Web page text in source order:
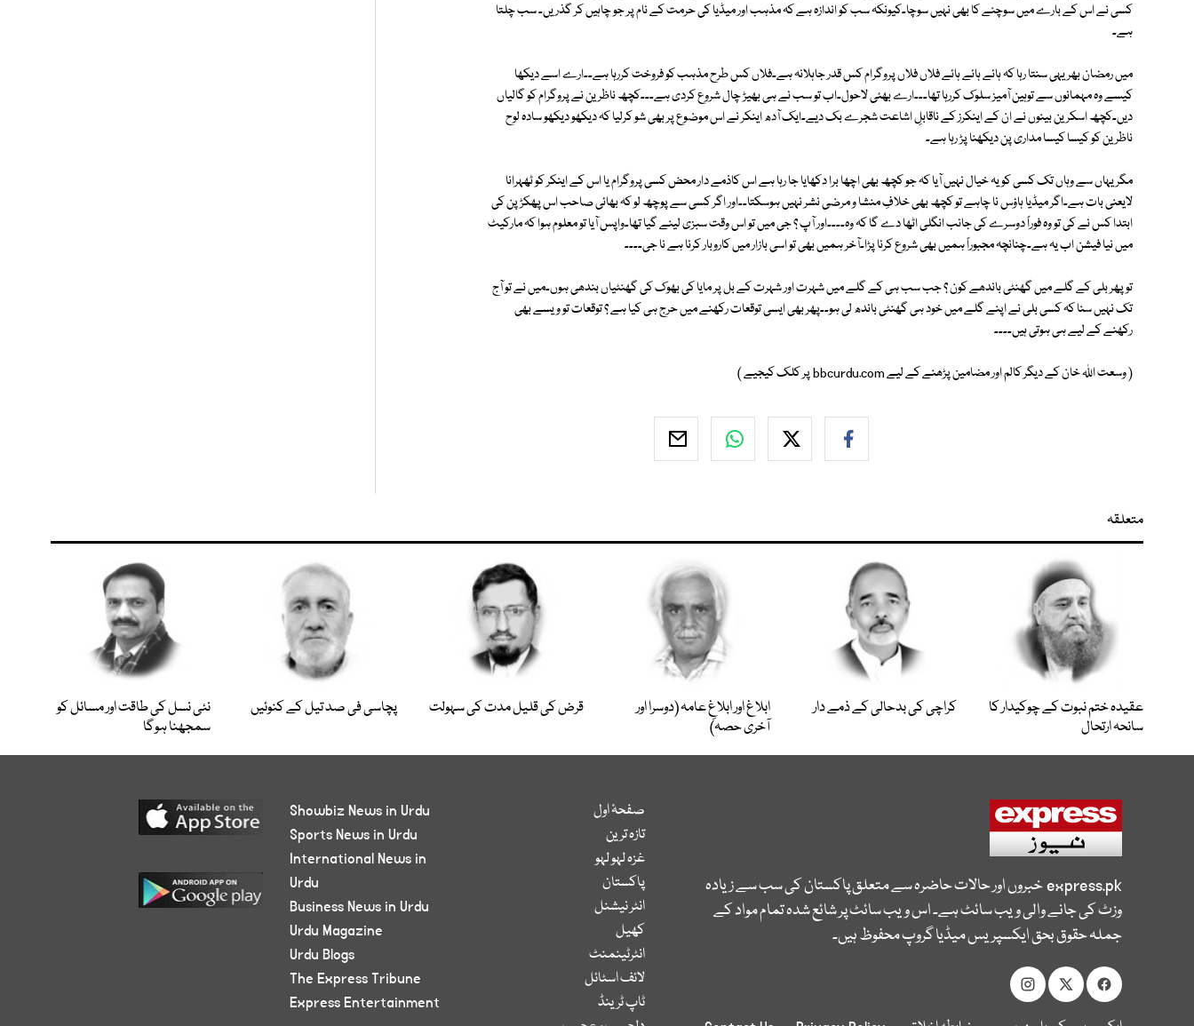
کسی نے اس کے بارے میں سوچنے کا بھی نہیں سوچا۔کیونکہ سب کو اندازہ ہے کہ مذہب اور میڈیا کی حرمت کے نام پر جو چاہیں کر گذریں۔ سب چلتا
ہے۔
میں رمضان بھر یہی سنتا رہا کہ ہائے ہائے ہائے فلاں فلاں پروگرام کس قدر جاہلانہ ہے۔فلاں کس طرح مذہب کو فروخت کررہا ہے۔۔ارے اسے دیکھا
کیسے وہ مہمانوں سے توہین آمیز سلوک کررہا تھا۔۔۔ارے بھئی لاحول۔اب تو سب نے ہی بھیڑ چال شروع کردی ہے۔۔۔کچھ ناظرین نے پروگرام کو گالیاں
دیں۔کچھ اسکرین بینوں نے ان کے اینکرز کے ناقابلِ اشاعت شجرے بک دیے۔ایک آدھ اینکر نے اس موضوع پر بھی شو کرلیا کہ دیکھو دیکھو سادہ لوح
ناظرین کو کیسا کیسا مداری پن دیکھنا پڑ رہا ہے۔
مگر یہاں سے وہاں تک کسی کو یہ خیال نہیں آیا کہ جو کچھ بھی اچھا برا دکھایا جا رہا ہے اس کاذمے دار محض کسی پروگرام یا اس کے اینکر کو ٹھہرانا
لایعنی بات ہے۔اگر میڈیا ہاؤس نا چاہے تو کچھ بھی خلافِ منشا و مرضی نشر نہیں ہوسکتا۔۔اور اگر کسی سے پوچھ لو کہ بھائی صاحب اس پھکڑ پن کی
ابتدا کس نے کی تو وہ فوراً دوسرے کی جانب انگلی اٹھا دے گا کہ وہ۔۔۔۔اور آپ ؟ جی میں تو اس وقت سبزی لینے گیا تھا۔واپس آیا تو معلوم ہوا کہ مارکیٹ
میں نیا فیشن اب یہ ہے۔چنانچہ مجبوراً ہمیں بھی شروع کرنا پڑا۔آخر ہمیں بھی تو اسی بازار میں کاروبار کرنا ہے نا جی۔۔۔۔
تو پھر بلی کے گلے میں گھنٹی باندھے کون ؟ جب سب ہی کے گلے میں شہرت اور شہرت کے بل پر مایا کی بھوک کی گھنٹیاں بندھی ہوں۔میں نے تو آج
تک نہیں سنا کہ کسی بلی نے اپنے گلے میں خود ہی گھنٹی باندھ لی ہو۔۔پھر بھی ایسی توقعات رکھنے میں حرج ہی کیا ہے ؟ توقعات تو ویسے بھی
رکھنے کے لیے ہی ہوتی ہیں۔۔۔۔
( وسعت اللہ خان کے دیگر کالم اور مضامین پڑھنے کے لیے bbcurdu.com پر کلک کیجیے )
متعلقہ
عقیدہ ختم نبوت کے چوکیدار کا
سانحہ ارتحال
کراچی کی بدحالی کے ذمے دار
ابلاغ اور ابلاغِ عامہ (دوسرا اور
آخری حصہ)
قرض کی قلیل مدت کی سہولت پچاسی فی صد تیل کے کنوئیں
نئی نسل کی طاقت اور مسائل کو
سمجھنا ہوگا
express.pkخبروں اور حالات حاضرہ سے متعلق پاکستان کی سب سے زیادہ
وزٹ کی جانے والی ویب سائٹ ہے۔ اس ویب سائٹ پر شائع شدہ تمام مواد کے
جملہ حقوق بحق ایکسپریس میڈیا گروپ محفوظ ہیں۔
صفحۂ اول
تازہ ترین
غزہ لہو لہو
پاکستان
انٹر نیشنل
کھیل
انٹرٹینمنٹ
لائف اسٹائل
ٹاپ ٹرینڈ
Showbiz News in Urdu
Sports News in Urdu
International News in
Urdu
Business News in Urdu
Urdu Magazine
Urdu Blogs
The Express Tribune
Express Entertainment